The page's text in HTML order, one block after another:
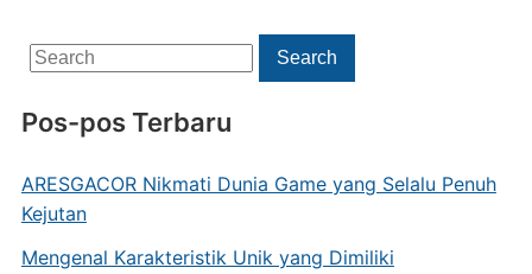
Search
for:
Search
Pos-pos Terbaru
ARESGACOR Nikmati Dunia Game yang Selalu Penuh
Kejutan
Mengenal Karakteristik Unik yang Dimiliki